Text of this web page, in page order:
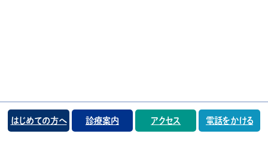
はじめての方へ 診療案内 アクセス 電話をかける